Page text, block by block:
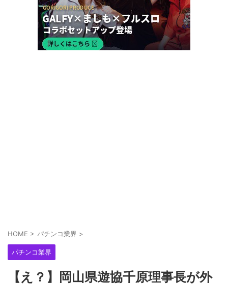
HOME > パチンコ業界 >
パチンコ業界
【え？】岡山県遊協千原理事長が外